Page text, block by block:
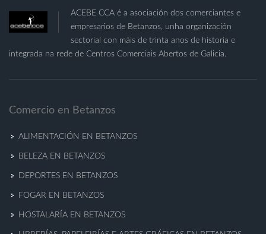
ACEBE CCA é a asociación dos comerciantes e
empresarios de Betanzos, unha organización
sectorial con máis de trinta anos de historia e
integrada na rede de Centros Comerciais Abertos de Galicia.
Comercio en Betanzos
ALIMENTACIÓN EN BETANZOS
BELEZA EN BETANZOS
DEPORTES EN BETANZOS
FOGAR EN BETANZOS
HOSTALARÍA EN BETANZOS